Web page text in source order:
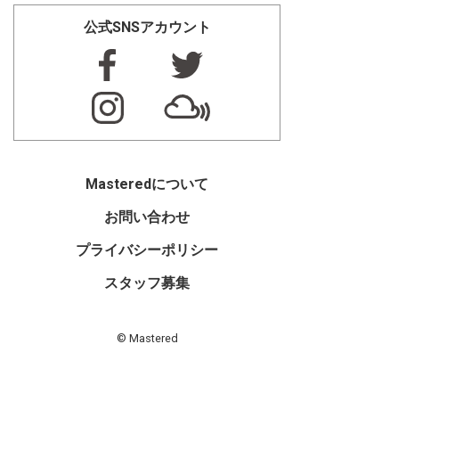
公式SNSアカウント
Masteredについて
お問い合わせ
プライバシーポリシー
スタッフ募集
© Mastered